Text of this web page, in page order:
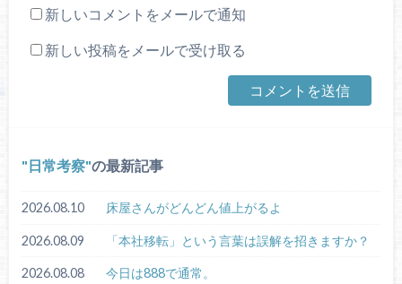
新しいコメントをメールで通知
新しい投稿をメールで受け取る
日常考察 の最新記事
2026.08.10 床屋さんがどんどん値上がるよ
2026.08.09 「本社移転」という言葉は誤解を招きますか？
2026.08.08 今日は888で通常。